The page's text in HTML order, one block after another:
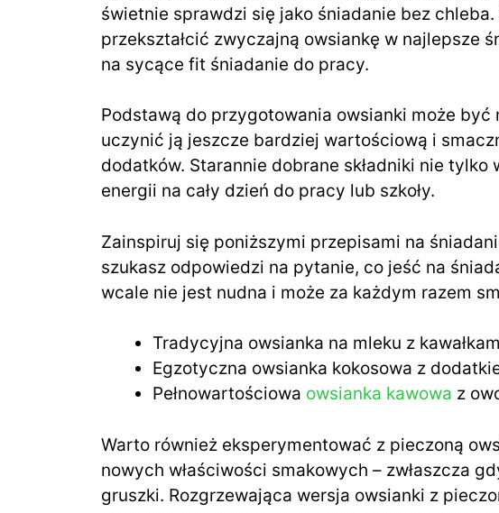
świetnie sprawdzi się jako śniadanie bez chleba.
przekształcić zwyczajną owsiankę w najlepsze
na sycące fit śniadanie do pracy.
Podstawą do przygotowania owsianki może
uczynić ją jeszcze bardziej wartościową i
dodatków. Starannie dobrane składniki nie
energii na cały dzień do pracy lub szkoły.
Zainspiruj się poniższymi przepisami na
szukasz odpowiedzi na pytanie, co jeść na
wcale nie jest nudna i może za każdym razem
Tradycyjna owsianka na mleku z
Egzotyczna owsianka kokosowa z
Pełnowartościowa owsianka kawowa z
Warto również eksperymentować z pieczoną
nowych właściwości smakowych – zwłaszcza
gruszki. Rozgrzewająca wersja owsianki z